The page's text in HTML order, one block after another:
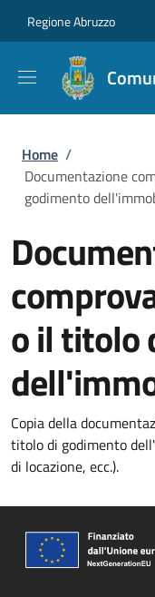
Regione Abruzzo
Briciole di
Home /
Documentazione
godimento
o il titolo
Copia della
titolo di godimento
di locazione, ecc.).